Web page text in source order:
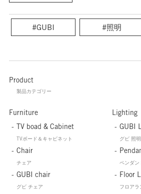
#GUBI #照明
Product
製品カテゴリー
Furniture
TV boad & Cabinet
TVボード＆キャビネット
Chair
チェア
GUBI chair
グビ チェア
Lighting
GUBI
グビ 照
ペンダン
Floor
フロアラ